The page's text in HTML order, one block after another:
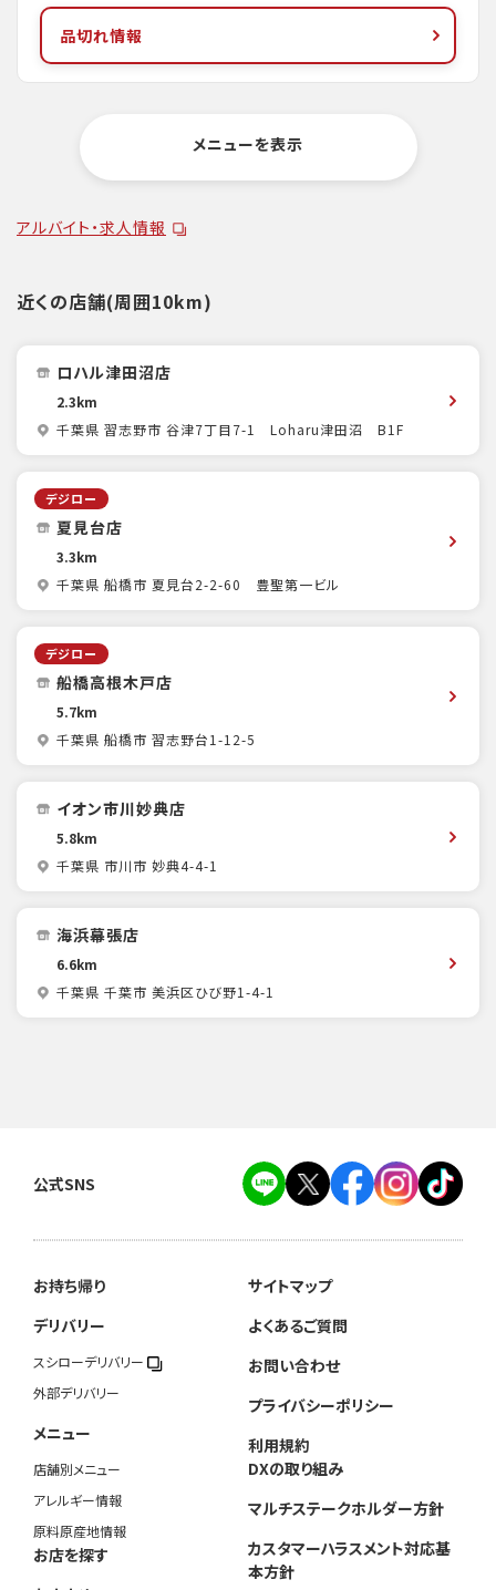
品切れ情報
メニューを表示
アルバイト・求人情報
近くの店舗(周囲10km)
ロハル津田沼店
2.3km
千葉県 習志野市 谷津7丁目7-1 Loharu津田沼 B1F
デジロー
夏見台店
3.3km
千葉県 船橋市 夏見台2-2-60 豊聖第一ビル
デジロー
船橋高根木戸店
5.7km
千葉県 船橋市 習志野台1-12-5
イオン市川妙典店
5.8km
千葉県 市川市 妙典4-4-1
海浜幕張店
6.6km
千葉県 千葉市 美浜区ひび野1-4-1
公式SNS
お持ち帰り
デリバリー
スシローデリバリー
外部デリバリー
メニュー
店舗別メニュー
アレルギー情報
原料原産地情報
お店を探す
サイトマップ
よくあるご質問
お問い合わせ
プライバシーポリシー
利用規約
DXの取り組み
マルチステークホルダー方針
カスタマーハラスメント対応基
本方針